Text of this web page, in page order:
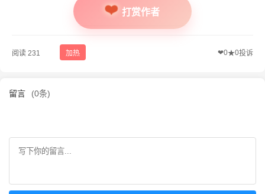
打赏作者
阅读 231 加热 ❤0★0投诉
留言 (0条)